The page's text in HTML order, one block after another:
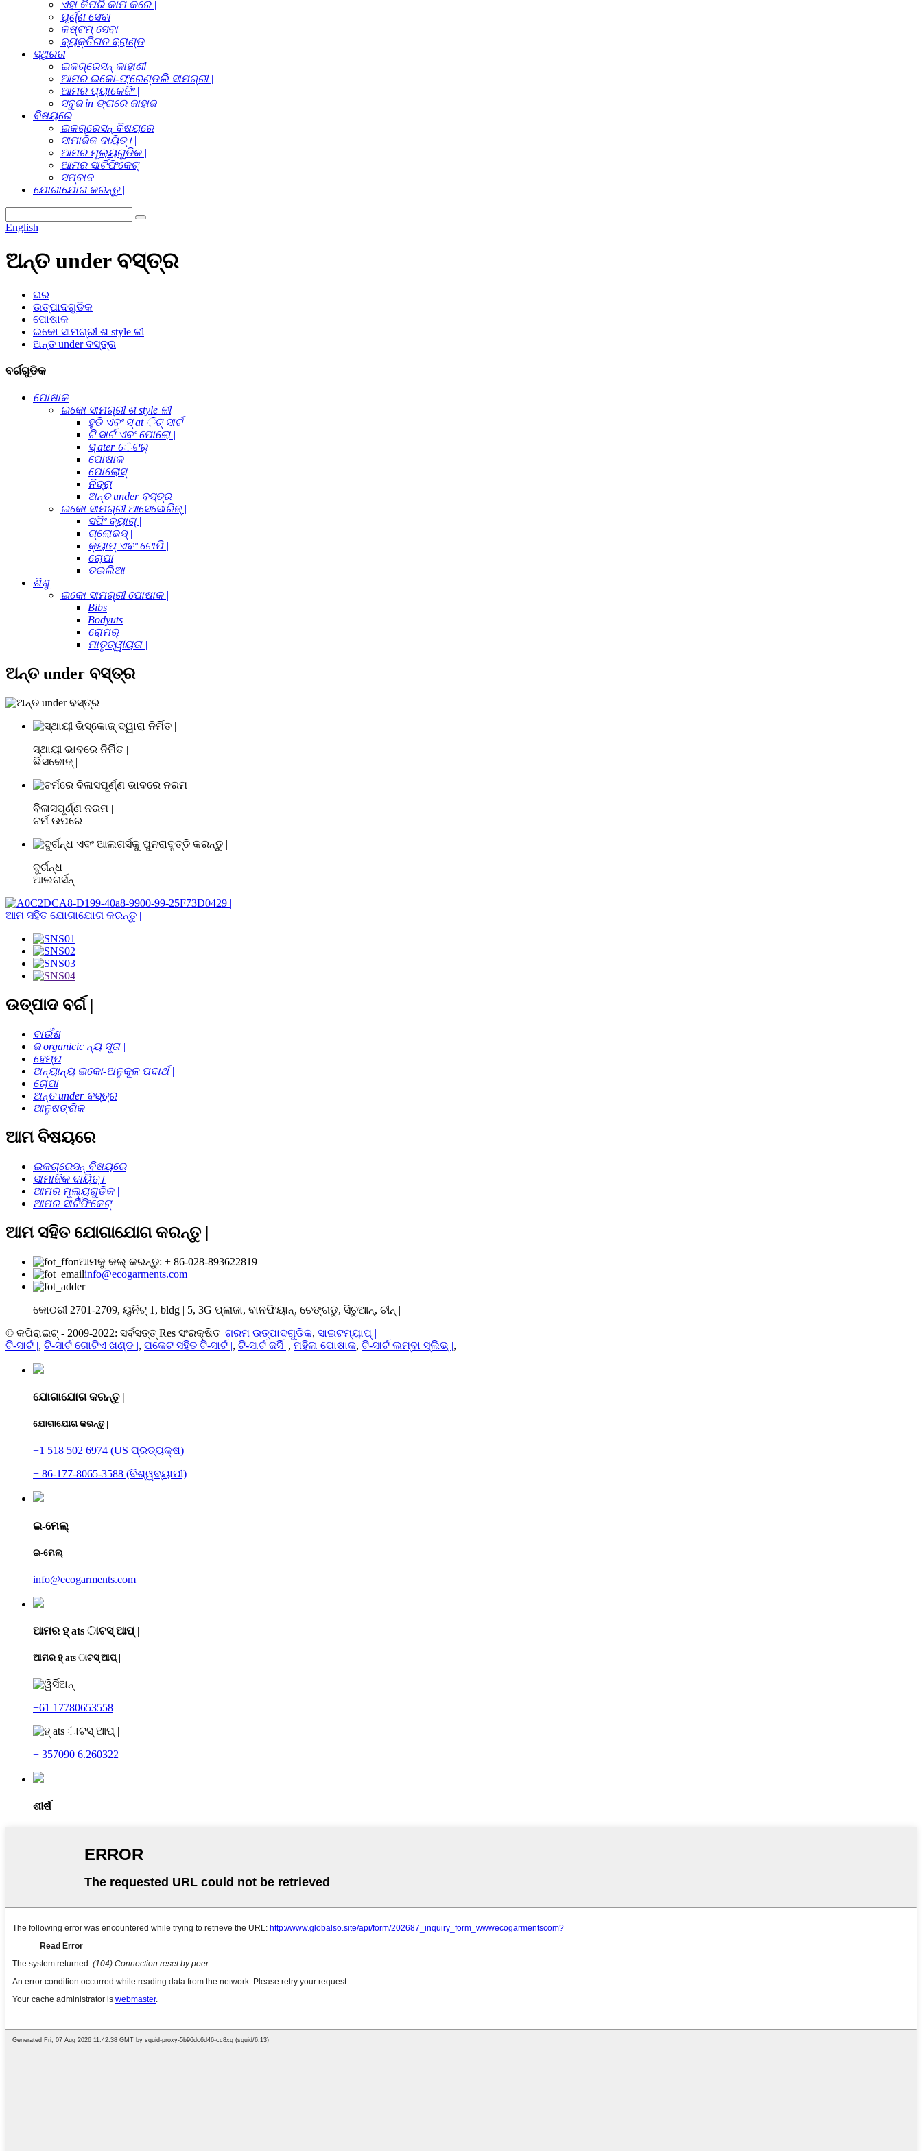
ଏହା କିପରି କାମ କରେ |
ପୂର୍ଣ୍ଣ ସେବା
କଷ୍ଟମ୍ ସେବା
ବ୍ୟକ୍ତିଗତ ବ୍ରାଣ୍ଡ
ସ୍ଥିରତା
ଇକଗ୍ରେସନ୍ କାହାଣୀ |
ଆମର ଇକୋ-ଫ୍ରେଣ୍ଡଲି ସାମଗ୍ରୀ |
ଆମର ପ୍ୟାକେଜିଂ |
ସବୁଜ in ଙ୍ଗରେ ଜାହାଜ |
ବିଷୟରେ
ଇକଗ୍ରେସନ୍ ବିଷୟରେ
ସାମାଜିକ ଦାୟିତ୍। |
ଆମର ମୂଲ୍ୟଗୁଡିକ |
ଆମର ସାର୍ଟିଫିକେଟ୍
ସମ୍ବାଦ
ଯୋଗାଯୋଗ କରନ୍ତୁ |
English
ଅନ୍ତ under ବସ୍ତ୍ର
ଘର
ଉତ୍ପାଦଗୁଡିକ
ପୋଷାକ
ଇକୋ ସାମଗ୍ରୀ ଶ style ଳୀ
ଅନ୍ତ under ବସ୍ତ୍ର
ବର୍ଗଗୁଡିକ
ପୋଷାକ
ଇକୋ ସାମଗ୍ରୀ ଶ style ଳୀ
ହୁଡି ଏବଂ ସ୍ at ିଟ୍ ସାର୍ଟ |
ଟି ସାର୍ଟ ଏବଂ ପୋଲୋ |
ସ୍ ater େଟର୍
ପୋଷାକ
ପୋଲୋସ୍
ନିଦ୍ରା
ଅନ୍ତ under ବସ୍ତ୍ର
ଇକୋ ସାମଗ୍ରୀ ଆସେସୋରିଜ୍ |
ସପିଂ ବ୍ୟାଗ୍ |
ଗ୍ଲୋଭସ୍ |
କ୍ୟାପ୍ ଏବଂ ଟୋପି |
ଚୋପା
ତଉଲିଆ
ଶିଶୁ
ଇକୋ ସାମଗ୍ରୀ ପୋଷାକ |
Bibs
Bodyuts
ରୋମର୍ |
ମାତୃତ୍ୱୀୟତା |
ଅନ୍ତ under ବସ୍ତ୍ର
ସ୍ଥାୟୀ ଭାବରେ ନିର୍ମିତ |
ଭିସକୋଜ୍ |
ବିଳାସପୂର୍ଣ୍ଣ ନରମ |
ଚର୍ମ ଉପରେ
ଦୁର୍ଗନ୍ଧ
ଆଲଗର୍ସନ୍ |
ଆମ ସହିତ ଯୋଗାଯୋଗ କରନ୍ତୁ |
ଉତ୍ପାଦ ବର୍ଗ |
ବାଉଁଶ
ଜ organicic ନ୍ୟ ସୂତା |
ହେମ୍ପ
ଅନ୍ୟାନ୍ୟ ଇକୋ-ଅନୁକୂଳ ପଦାର୍ଥ |
ଚୋପା
ଅନ୍ତ under ବସ୍ତ୍ର
ଆନୁଷଙ୍ଗିକ
ଆମ ବିଷୟରେ
ଇକଗ୍ରେସନ୍ ବିଷୟରେ
ସାମାଜିକ ଦାୟିତ୍। |
ଆମର ମୂଲ୍ୟଗୁଡିକ |
ଆମର ସାର୍ଟିଫିକେଟ୍
ଆମ ସହିତ ଯୋଗାଯୋଗ କରନ୍ତୁ |
ଆମକୁ କଲ୍ କରନ୍ତୁ: + 86-028-893622819
info@ecogarments.com
କୋଠରୀ 2701-2709, ୟୁନିଟ୍ 1, bldg | 5, 3G ପ୍ଲାଜା, ବାନଫିୟାନ୍, ଚେଙ୍ଗଡୁ, ସିଚୁଆନ୍, ଚୀନ୍ |
© କପିରାଇଟ୍ - 2009-2022: ସର୍ବସତ୍ତ୍ Res ସଂରକ୍ଷିତ |ଗରମ ଉତ୍ପାଦଗୁଡିକ, ସାଇଟମ୍ୟାପ୍ |
ଟି-ସାର୍ଟ |, ଟି-ସାର୍ଟ ଗୋଟିଏ ଖଣ୍ଡ |, ପକେଟ ସହିତ ଟି-ସାର୍ଟ |, ଟି-ସାର୍ଟ ଜର୍ସି |, ମହିଳା ପୋଷାକ, ଟି-ସାର୍ଟ ଲମ୍ବା ସ୍ଲିଭ୍ |,
ଯୋଗାଯୋଗ କରନ୍ତୁ |
ଯୋଗାଯୋଗ କରନ୍ତୁ |
+1 518 502 6974 (US ପ୍ରତ୍ୟକ୍ଷ)
+ 86-177-8065-3588 (ବିଶ୍ୱବ୍ୟାପୀ)
ଇ-ମେଲ୍
ଇ-ମେଲ୍
info@ecogarments.com
ଆମର ହ୍ ats ାଟସ୍ ଆପ୍ |
ଆମର ହ୍ ats ାଟସ୍ ଆପ୍ |
+61 17780653558
+ 357090 6.260322
ଶୀର୍ଷ